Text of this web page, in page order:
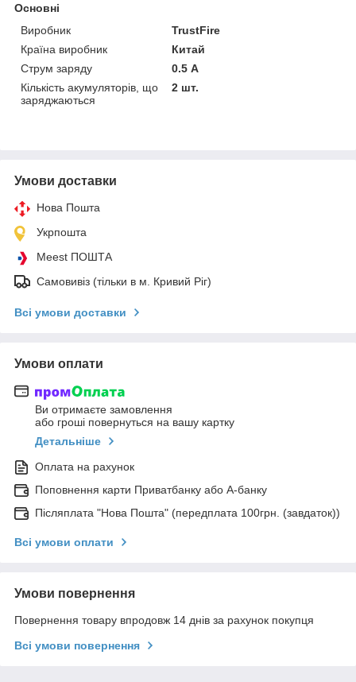
Основні
Виробник
TrustFire
Країна виробник
Китай
Струм заряду
0.5 А
Кількість акумуляторів, що
заряджаються
2 шт.
Умови доставки
Нова Пошта
Укрпошта
Meest ПОШТА
Самовивіз (тільки в м. Кривий Ріг)
Всі умови доставки
Умови оплати
Ви отримаєте замовлення
або гроші повернуться на вашу картку
Детальніше
Оплата на рахунок
Поповнення карти Приватбанку або А-банку
Післяплата "Нова Пошта" (передплата 100грн. (завдаток))
Всі умови оплати
Умови повернення
Повернення товару впродовж 14 днів за рахунок покупця
Всі умови повернення